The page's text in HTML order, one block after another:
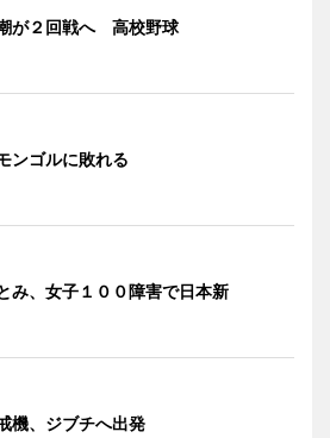
が２回戦へ 高校野球
ンゴルに敗れる
み、女子１００障害で日本新
機、ジブチへ出発